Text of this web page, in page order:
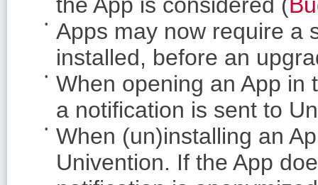
Apps may now require a
installed, before an
When opening an App in
a notification is sent to
When (un)installing an
Univention. If the App